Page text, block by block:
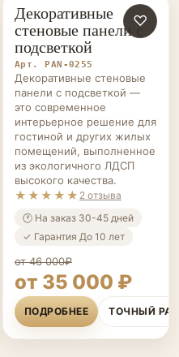
СТЕНОВЫЕ
ПАНЕЛИ НА ЗАКАЗ
♡
Декоративные
стеновые панели с
подсветкой
Арт. PAN-0255
Декоративные стеновые
панели с подсветкой —
это современное
интерьерное решение для
гостиной и других жилых
помещений, выполненное
из экологичного ЛДСП
высокого качества.
★★★★★ 2 отзыва
🕐 На заказ 30-45 дней
✓ Гарантия До 10 лет
от 46 000₽
от 35 000 ₽
ПОДРОБНЕЕ ТОЧНЫЙ